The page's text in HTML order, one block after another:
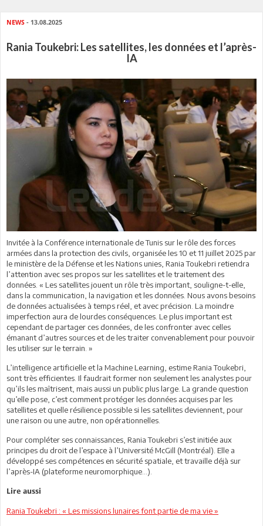
NEWS - 13.08.2025
Rania Toukebri: Les satellites, les données et l’après-
IA
Invitée à la Conférence internationale de Tunis sur le rôle des forces
armées dans la protection des civils, organisée les 10 et 11 juillet 2025 par
le ministère de la Défense et les Nations unies, Rania Toukebri retiendra
l’attention avec ses propos sur les satellites et le traitement des
données. « Les satellites jouent un rôle très important, souligne-t-elle,
dans la communication, la navigation et les données. Nous avons besoins
de données actualisées à temps réel, et avec précision. La moindre
imperfection aura de lourdes conséquences. Le plus important est
cependant de partager ces données, de les confronter avec celles
émanant d’autres sources et de les traiter convenablement pour pouvoir
les utiliser sur le terrain. »
L’intelligence artificielle et la Machine Learning, estime Rania Toukebri,
sont très efficientes. Il faudrait former non seulement les analystes pour
qu’ils les maîtrisent, mais aussi un public plus large. La grande question
qu’elle pose, c’est comment protéger les données acquises par les
satellites et quelle résilience possible si les satellites deviennent, pour
une raison ou une autre, non opérationnelles.
Pour compléter ses connaissances, Rania Toukebri s’est initiée aux
principes du droit de l’espace à l’Université McGill (Montréal). Elle a
développé ses compétences en sécurité spatiale, et travaille déjà sur
l’après-IA (plateforme neuromorphique…).
Lire aussi
Rania Toukebri : « Les missions lunaires font partie de ma vie »